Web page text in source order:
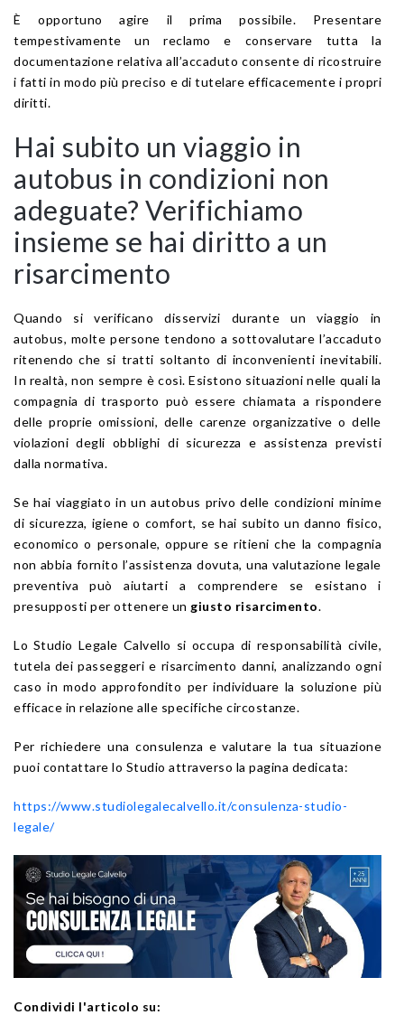
È opportuno agire il prima possibile. Presentare
tempestivamente un reclamo e conservare tutta la
documentazione relativa all’accaduto consente di ricostruire
i fatti in modo più preciso e di tutelare efficacemente i propri
diritti.
Hai subito un viaggio in
autobus in condizioni non
adeguate? Verifichiamo
insieme se hai diritto a un
risarcimento
Quando si verificano disservizi durante un viaggio in
autobus, molte persone tendono a sottovalutare l’accaduto
ritenendo che si tratti soltanto di inconvenienti inevitabili.
In realtà, non sempre è così. Esistono situazioni nelle quali la
compagnia di trasporto può essere chiamata a rispondere
delle proprie omissioni, delle carenze organizzative o delle
violazioni degli obblighi di sicurezza e assistenza previsti
dalla normativa.
Se hai viaggiato in un autobus privo delle condizioni minime
di sicurezza, igiene o comfort, se hai subito un danno fisico,
economico o personale, oppure se ritieni che la compagnia
non abbia fornito l’assistenza dovuta, una valutazione legale
preventiva può aiutarti a comprendere se esistano i
presupposti per ottenere un giusto risarcimento.
Lo Studio Legale Calvello si occupa di responsabilità civile,
tutela dei passeggeri e risarcimento danni, analizzando ogni
caso in modo approfondito per individuare la soluzione più
efficace in relazione alle specifiche circostanze.
Per richiedere una consulenza e valutare la tua situazione
puoi contattare lo Studio attraverso la pagina dedicata:
https://www.studiolegalecalvello.it/consulenza-studio-
legale/
Condividi l'articolo su: